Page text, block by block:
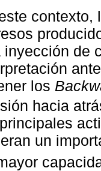
contexto,
inyección de
los
hacia
un